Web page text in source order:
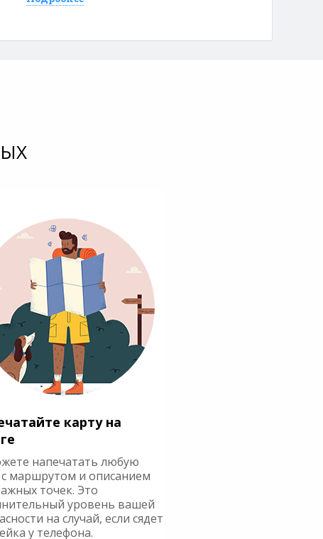
карту на
напечатать любую
с маршрутом и описанием
точек. Это
уровень вашей
на случай, если сядет
у телефона.